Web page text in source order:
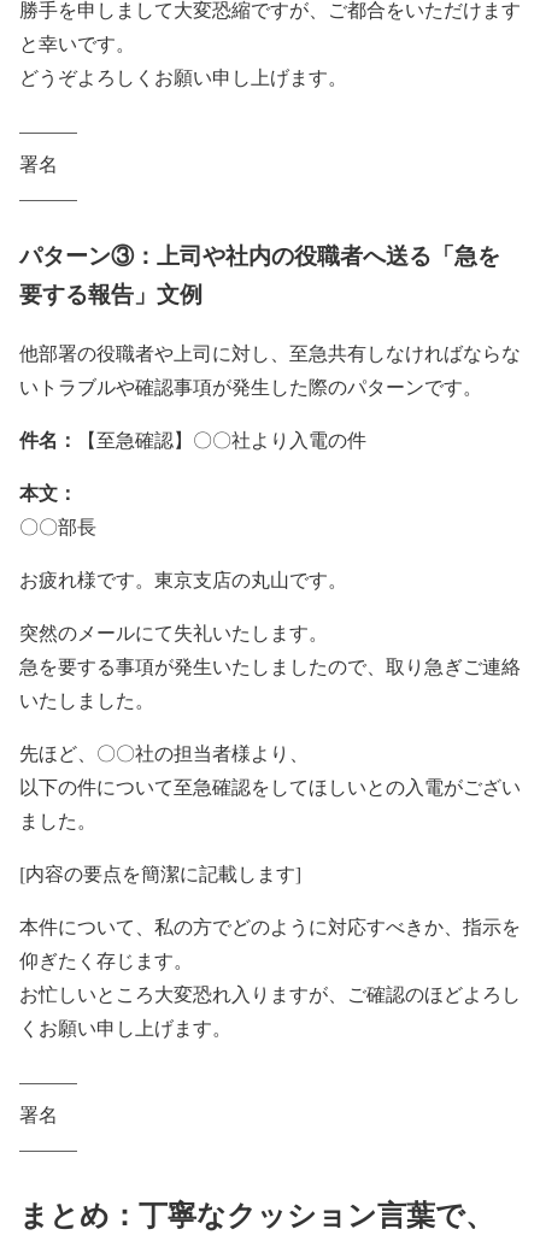
勝手を申しまして大変恐縮ですが、ご都合をいただけます
と幸いです。
どうぞよろしくお願い申し上げます。
———
署名
———
パターン③：上司や社内の役職者へ送る「急を
要する報告」文例
他部署の役職者や上司に対し、至急共有しなければならな
いトラブルや確認事項が発生した際のパターンです。
件名： 【至急確認】〇〇社より入電の件
本文：
〇〇部長
お疲れ様です。東京支店の丸山です。
突然のメールにて失礼いたします。
急を要する事項が発生いたしましたので、取り急ぎご連絡
いたしました。
先ほど、〇〇社の担当者様より、
以下の件について至急確認をしてほしいとの入電がござい
ました。
[内容の要点を簡潔に記載します]
本件について、私の方でどのように対応すべきか、指示を
仰ぎたく存じます。
お忙しいところ大変恐れ入りますが、ご確認のほどよろし
くお願い申し上げます。
———
署名
———
まとめ：丁寧なクッション言葉で、